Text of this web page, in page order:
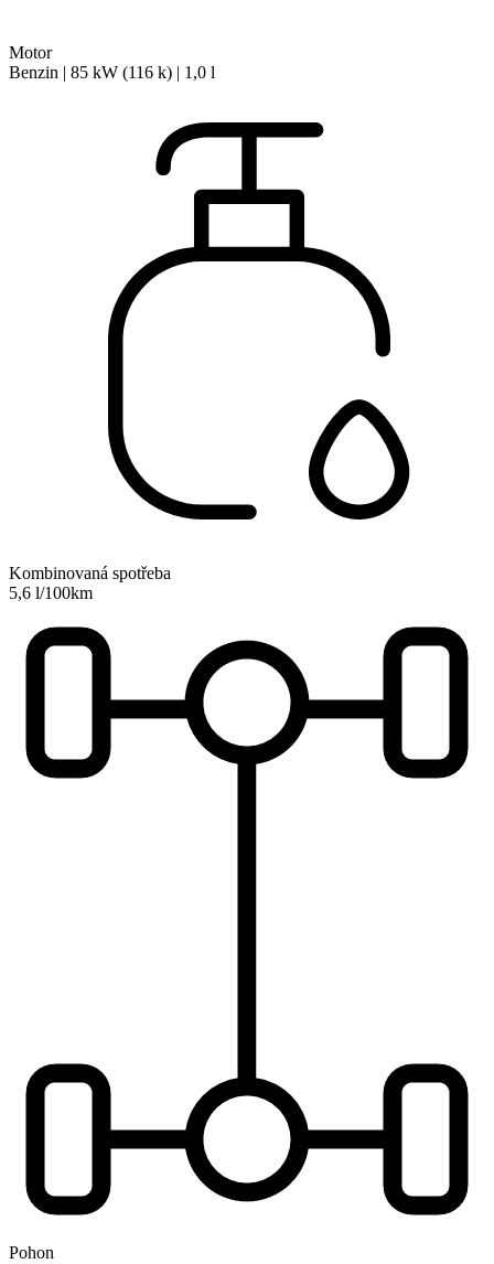
Motor
Benzin | 85 kW (116 k) | 1,0 l
Kombinovaná spotřeba
5,6 l/100km
Pohon